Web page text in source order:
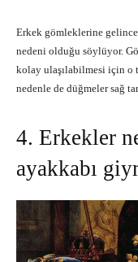
Erkek gömleklerine
nedeni olduğu söylüyor.
kolay ulaşılabilmesi için o
nedenle de düğmeler sağ
4. Erkekler
ayakkabı